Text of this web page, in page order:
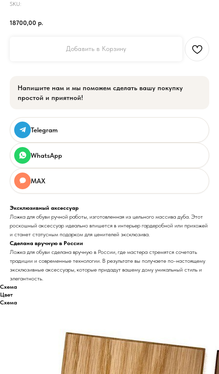
SKU:
18700,00 р.
Добавить в Корзину
Напишите нам и мы поможем сделать вашу покупку
простой и приятной!
Telegram
WhatsApp
MAX
Эксклюзивный аксессуар
Ложка для обуви ручной работы, изготовленная из цельного массива дуба. Этот
роскошный аксессуар идеально впишется в интерьер гардеробной или прихожей
и станет статусным подарком для ценителей эксклюзива.
Сделана вручную в России
Ложка для обуви сделана вручную в России, где мастера стремятся сочетать
традиции и современные технологии. В результате вы получаете по-настоящему
эксклюзивные аксессуары, которые придадут вашему дому уникальный стиль и
элегантность.
Схема
Цвет
Схема